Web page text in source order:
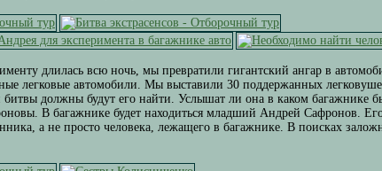
длилась всю ночь, мы превратили гигантский ангар в
легковые автомобили. Мы выставили 30 поддержанных
должны будут его найти. Услышат ли она в каком багажнике
В багажнике будет находиться младший Андрей Сафронов.
а не просто человека, лежащего в багажнике. В поисках